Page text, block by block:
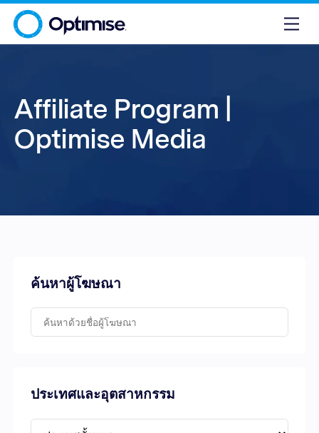
Affiliate Program |
Optimise Media
ค้นหาผู้โฆษณา
ประเทศและอุตสาหกรรม